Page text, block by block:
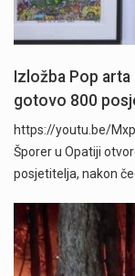
Izložba Pop
gotovo 800
https://youtu.be/
Šporer u Opatiji
posjetitelja, nakon